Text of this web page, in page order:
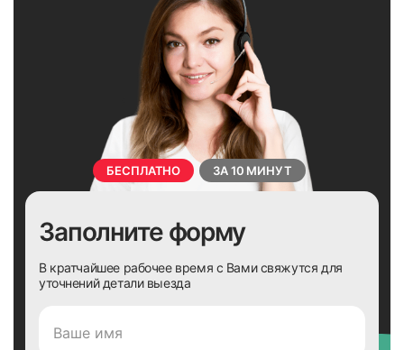
БЕСПЛАТНО ЗА 10 МИНУТ
Заполните форму
В кратчайшее рабочее время с Вами свяжутся для
уточнений детали выезда